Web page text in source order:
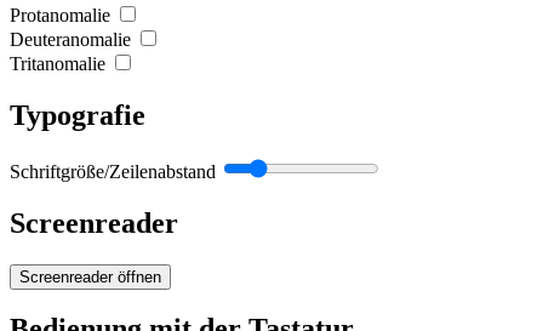
Protanomalie
Deuteranomalie
Tritanomalie
Typografie
Schriftgröße/Zeilenabstand
Screenreader
Screenreader öffnen